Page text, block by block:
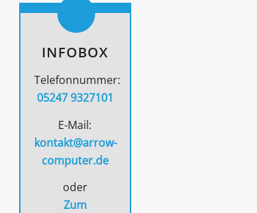
INFOBOX
Telefonnummer:
05247 9327101
E-Mail:
kontakt@arrow-
computer.de
oder
Zum